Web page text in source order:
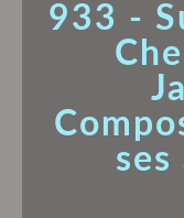
933 -
ses